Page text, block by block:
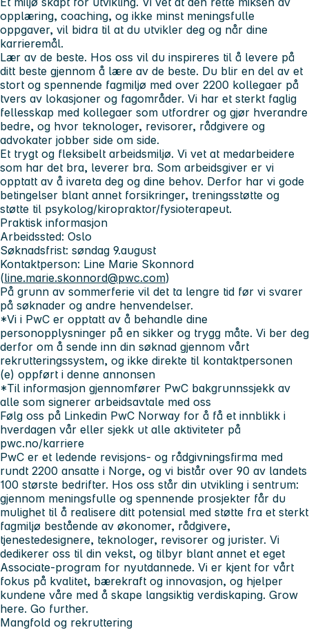
opplæring, coaching, og ikke minst meningsfulle
oppgaver, vil bidra til at du utvikler deg og når dine
karrieremål.
Lær av de beste. Hos oss vil du inspireres til å levere på
ditt beste gjennom å lære av de beste. Du blir en del av et
stort og spennende fagmiljø med over 2200 kollegaer på
tvers av lokasjoner og fagområder. Vi har et sterkt faglig
fellesskap med kollegaer som utfordrer og gjør hverandre
bedre, og hvor teknologer, revisorer, rådgivere og
advokater jobber side om side.
Et trygt og fleksibelt arbeidsmiljø. Vi vet at medarbeidere
som har det bra, leverer bra. Som arbeidsgiver er vi
opptatt av å ivareta deg og dine behov. Derfor har vi gode
betingelser blant annet forsikringer, treningsstøtte og
støtte til psykolog/kiropraktor/fysioterapeut.
Praktisk informasjon
Arbeidssted: Oslo
Søknadsfrist: søndag 9.august
Kontaktperson: Line Marie Skonnord
(line.marie.skonnord@pwc.com)
På grunn av sommerferie vil det ta lengre tid før vi svarer
på søknader og andre henvendelser.
*Vi i PwC er opptatt av å behandle dine
personopplysninger på en sikker og trygg måte. Vi ber deg
derfor om å sende inn din søknad gjennom vårt
rekrutteringssystem, og ikke direkte til kontaktpersonen
(e) oppført i denne annonsen
*Til informasjon gjennomfører PwC bakgrunnssjekk av
alle som signerer arbeidsavtale med oss
Følg oss på Linkedin PwC Norway for å få et innblikk i
hverdagen vår eller sjekk ut alle aktiviteter på
pwc.no/karriere
PwC er et ledende revisjons- og rådgivningsfirma med
rundt 2200 ansatte i Norge, og vi bistår over 90 av landets
100 største bedrifter. Hos oss står din utvikling i sentrum:
gjennom meningsfulle og spennende prosjekter får du
mulighet til å realisere ditt potensial med støtte fra et sterkt
fagmiljø bestående av økonomer, rådgivere,
tjenestedesignere, teknologer, revisorer og jurister. Vi
dedikerer oss til din vekst, og tilbyr blant annet et eget
Associate-program for nyutdannede. Vi er kjent for vårt
fokus på kvalitet, bærekraft og innovasjon, og hjelper
kundene våre med å skape langsiktig verdiskaping. Grow
here. Go further.
Mangfold og rekruttering